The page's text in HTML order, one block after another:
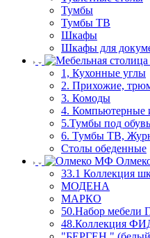
Тумбы
Тумбы ТВ
Шкафы
Шкафы для
1, Кухонные углы
2. Прихожие,
3. Комоды
4. Компьютерные
5.Тумбы под обувь
6. Тумбы ТВ,
Столы обеденные
33.1 Коллекция
МОДЕНА
МАРКО
50.Набор
48.Коллекция